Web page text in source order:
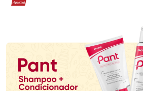
Promoção em Destaque